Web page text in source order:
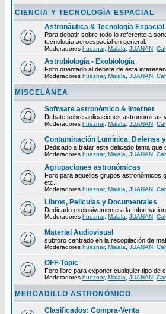
CIENCIA Y TECNOLOGÍA ESPACIAL
Astronáutica & Tecnología Espacial
Para debatir sobre todo lo referente a
tecnología aeroespacial en general.
Moderadores hueznar, Malala JUANAN
Astrobiología - Exobiología
Foro orientado al debate de esta
Moderadores hueznar, Malala JUANAN
MISCELÁNEA
Software astronómico & Internet
Debate sobre aplicaciones
Moderadores hueznar, Malala JUANAN
Contaminación Lumínica, Defensa
Dedicado a tratar este delicado tema
Moderadores hueznar, Malala JUANAN
Agrupaciones astronómicas
Foro para aquellos grupos astronómicos
etc.
Moderadores hueznar, Malala JUANAN
Libros, Peliculas y Documentales
Dedicado exclusivamente a la
Moderadores hueznar, Malala JUANAN
Material Audiovisual
subforo centrado en la recopilación de
Moderadores hueznar, Malala JUANAN
OFF-Topic
Foro libre para exponer cualquier tipo de
Moderadores hueznar, Malala JUANAN
MERCADILLO ASTRONÓMICO
Clasificados: Compra-Venta